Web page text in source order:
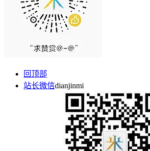
回顶部
站长微信dianjinmi